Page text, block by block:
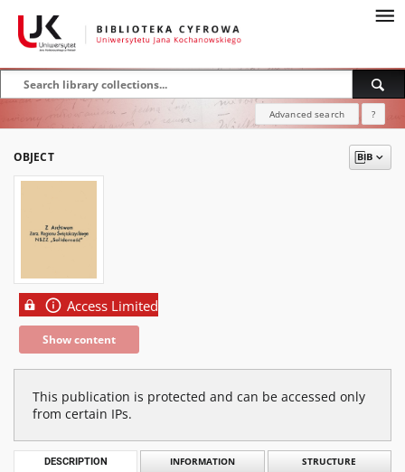
Advanced search ?
OBJECT
Access Limited
Show content
This publication is protected and can be accessed only
from certain IPs.
DESCRIPTION INFORMATION STRUCTURE